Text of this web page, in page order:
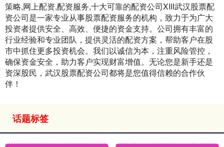
策略,网上配资,配资服务,十大可靠的配资公司XIII‌武汉股票配
资公司是一家专业从事股票配资服务的机构，致力于为广大
投资者提供安全、高效、便捷的资金支持。公司拥有丰富的
行业经验和专业团队，提供灵活的配资方案，帮助客户在股
市中抓住更多投资机会。我们以诚信为本，注重风险管控，
确保资金安全，助力客户实现财富增值。无论您是新手还是
资深股民，武汉股票配资公司都将是您值得信赖的合作伙
伴！
话题标签